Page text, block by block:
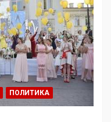
ПОЛИТИКА